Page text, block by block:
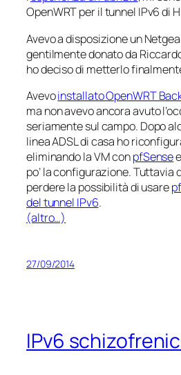
OpenWRT per il tunnel IPv6 di
Avevo a disposizione un
gentilmente donato da
ho deciso di metterlo
Avevoinstallato OpenWRT
ma non avevo ancora avuto
seriamente sul campo. Dopo
linea ADSL di casa ho
eliminando la VM conpfSense
po’ la configurazione. Tuttavia
perdere la possibilità di usare
del tunnel IPv6.
(altro…)
27/09/2014
IPv6